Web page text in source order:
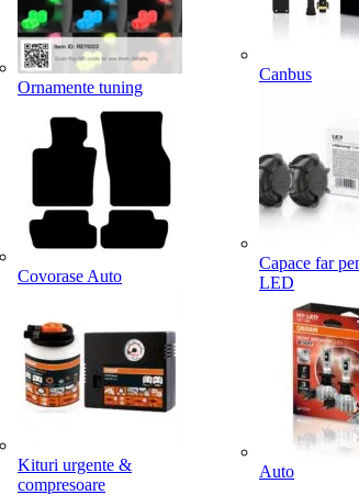
Ornamente tuning
Covorase Auto
Kituri urgente &
compresoare
Canbus
Capace far
LED
Auto